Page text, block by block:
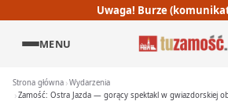
Uwaga! Burze (komunikat
MENU
Strona główna Wydarzenia
Zamość: Ostra Jazda — gorący spektakl w gwiazdorskiej